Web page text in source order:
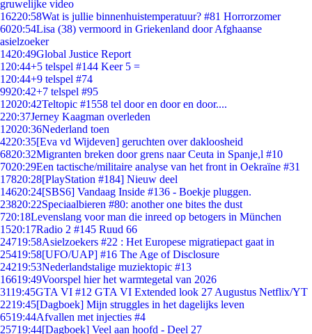
gruwelijke video
16220:58Wat is jullie binnenhuistemperatuur? #81 Horrorzomer
6020:54Lisa (38) vermoord in Griekenland door Afghaanse
asielzoeker
1420:49Global Justice Report
1 20:44+5 telspel #144 Keer 5 =
1 20:44+9 telspel #74
9920:42+7 telspel #95
12020:42Teltopic #1558 tel door en door en door....
220:37Jerney Kaagman overleden
12020:36Nederland toen
4220:35[Eva vd Wijdeven] geruchten over dakloosheid
6820:32Migranten breken door grens naar Ceuta in Spanje,l #10
7020:29Een tactische/militaire analyse van het front in Oekraïne #31
17820:28[PlayStation #184] Nieuw deel
14620:24[SBS6] Vandaag Inside #136 - Boekje pluggen.
23820:22Speciaalbieren #80: another one bites the dust
720:18Levenslang voor man die inreed op betogers in München
1520:17Radio 2 #145 Ruud 66
24719:58Asielzoekers #22 : Het Europese migratiepact gaat in
25419:58[UFO/UAP] #16 The Age of Disclosure
24219:53Nederlandstalige muziektopic #13
16619:49Voorspel hier het warmtegetal van 2026
3119:45GTA VI #12 GTA VI Extended look 27 Augustus Netflix/YT
2219:45[Dagboek] Mijn struggles in het dagelijks leven
6519:44Afvallen met injecties #4
25719:44[Dagboek] Veel aan hoofd - Deel 27